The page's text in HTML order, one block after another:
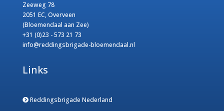
Zeeweg 78
2051 EC, Overveen
(Bloemendaal aan Zee)
+31 (0)23 - 573 21 73
info@reddingsbrigade-bloemendaal.nl
Links
Reddingsbrigade Nederland